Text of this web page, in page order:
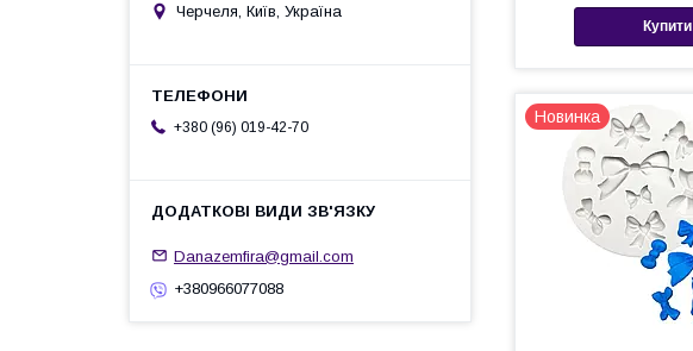
Купити
Новинка
Черчеля, Київ, Україна
+380 (96) 019-42-70
Danazemfira@gmail.com
+380966077088